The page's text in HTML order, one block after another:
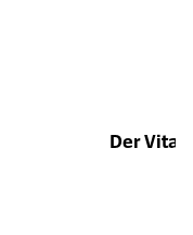
Der